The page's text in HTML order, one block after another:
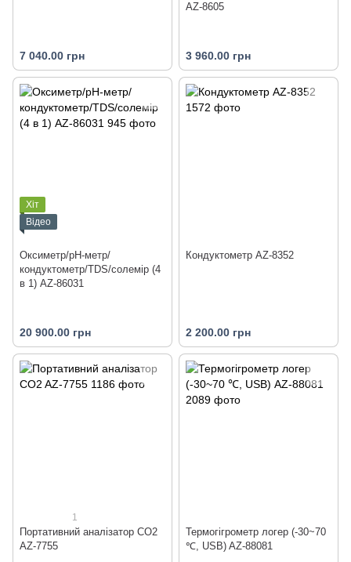
7 040.00 грн
AZ-8605
3 960.00 грн
Хіт
Відео
Оксиметр/рН-метр/
кондуктометр/TDS/солемір (4
в 1) AZ-86031
20 900.00 грн
Кондуктометр AZ-8352
2 200.00 грн
1
Портативний аналізатор CO2
AZ-7755
Термогігрометр логер (-30~70
℃, USB) AZ-88081